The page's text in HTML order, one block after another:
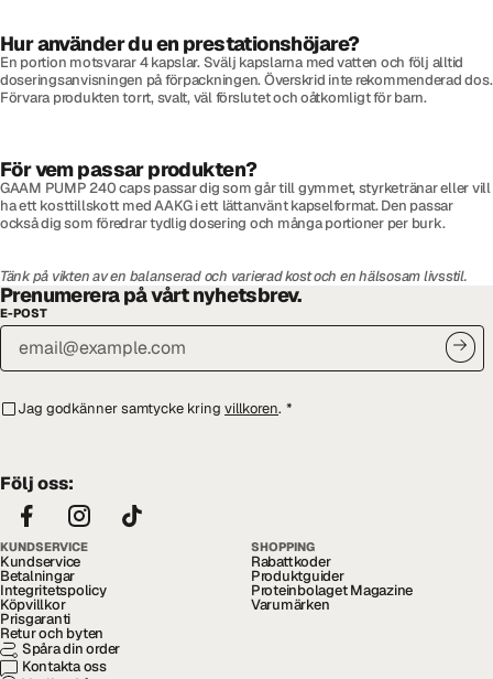
Hur använder du en prestationshöjare?
En portion motsvarar 4 kapslar. Svälj kapslarna med vatten och följ alltid
doseringsanvisningen på förpackningen. Överskrid inte rekommenderad dos.
Förvara produkten torrt, svalt, väl förslutet och oåtkomligt för barn.
För vem passar produkten?
GAAM PUMP 240 caps passar dig som går till gymmet, styrketränar eller vill
ha ett kosttillskott med AAKG i ett lättanvänt kapselformat. Den passar
också dig som föredrar tydlig dosering och många portioner per burk.
Tänk på vikten av en balanserad och varierad kost och en hälsosam livsstil.
Prenumerera på vårt nyhetsbrev.
E-POST
Jag godkänner samtycke kring villkoren. *
Följ oss:
KUNDSERVICE
Kundservice
Betalningar
Integritetspolicy
Köpvillkor
Prisgaranti
Retur och byten
Spåra din order
Kontakta oss
SHOPPING
Rabattkoder
Produktguider
Proteinbolaget Magazine
Varumärken